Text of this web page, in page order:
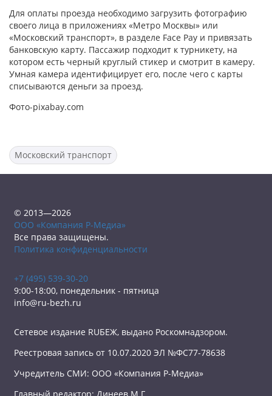
Для оплаты проезда необходимо загрузить фотографию
своего лица в приложениях «Метро Москвы» или
«Московский транспорт», в разделе Face Pay и привязать
банковскую карту. Пассажир подходит к турникету, на
котором есть черный круглый стикер и смотрит в камеру.
Умная камера идентифицирует его, после чего с карты
списываются деньги за проезд.
Фото-pixabay.com
Московский транспорт
© 2013—2026
ООО «Компания Р-Медиа»
Все права защищены.
Политика конфиденциальности
+7 (495) 539-30-20
9:00-18:00, понедельник - пятница
info@ru-bezh.ru
Сетевое издание RUБЕЖ, выдано Роскомнадзором.
Реестровая запись от 10.07.2020 ЭЛ №ФС77-78638
Учредитель СМИ: ООО «Компания Р-Медиа»